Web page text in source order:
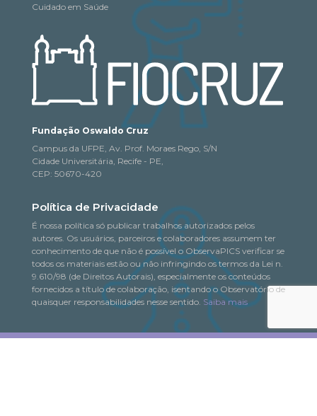
Cuidado em Saúde
Fundação Oswaldo Cruz
Campus da UFPE, Av. Prof. Moraes Rego, S/N
Cidade Universitária, Recife - PE,
CEP: 50670-420
Política de Privacidade
É nossa política só publicar trabalhos autorizados pelos
autores. Os usuários, parceiros e colaboradores assumem ter
conhecimento de que não é possível o ObservaPICS verificar se
todos os materiais estão ou não infringindo os termos da Lei n.
9.610/98 (de Direitos Autorais), especialmente os conteúdos
fornecidos a título de colaboração, isentando o Observatório de
quaisquer responsabilidades nesse sentido. Saiba mais